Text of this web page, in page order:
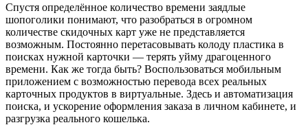
Спустя определённое количество времени заядлые
шопоголики понимают, что разобраться в огромном
количестве скидочных карт уже не представляется
возможным. Постоянно перетасовывать колоду пластика в
поисках нужной карточки — терять уйму драгоценного
времени. Как же тогда быть? Воспользоваться мобильным
приложением с возможностью перевода всех реальных
карточных продуктов в виртуальные. Здесь и автоматизация
поиска, и ускорение оформления заказа в личном кабинете, и
разгрузка реального кошелька.